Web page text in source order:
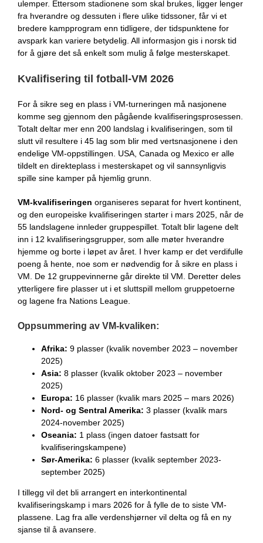
ulemper. Ettersom stadionene som skal brukes, ligger lenger
fra hverandre og dessuten i flere ulike tidssoner, får vi et
bredere kampprogram enn tidligere, der tidspunktene for
avspark kan variere betydelig. All informasjon gis i norsk tid
for å gjøre det så enkelt som mulig å følge mesterskapet.
Kvalifisering til fotball-VM 2026
For å sikre seg en plass i VM-turneringen må nasjonene
komme seg gjennom den pågående kvalifiseringsprosessen.
Totalt deltar mer enn 200 landslag i kvalifiseringen, som til
slutt vil resultere i 45 lag som blir med vertsnasjonene i den
endelige VM-oppstillingen. USA, Canada og Mexico er alle
tildelt en direkteplass i mesterskapet og vil sannsynligvis
spille sine kamper på hjemlig grunn.
VM-kvalifiseringen organiseres separat for hvert kontinent,
og den europeiske kvalifiseringen starter i mars 2025, når de
55 landslagene innleder gruppespillet. Totalt blir lagene delt
inn i 12 kvalifiseringsgrupper, som alle møter hverandre
hjemme og borte i løpet av året. I hver kamp er det verdifulle
poeng å hente, noe som er nødvendig for å sikre en plass i
VM. De 12 gruppevinnerne går direkte til VM. Deretter deles
ytterligere fire plasser ut i et sluttspill mellom gruppetoerne
og lagene fra Nations League.
Oppsummering av VM-kvaliken:
Afrika: 9 plasser (kvalik november 2023 – november
2025)
Asia: 8 plasser (kvalik oktober 2023 – november
2025)
Europa: 16 plasser (kvalik mars 2025 – mars 2026)
Nord- og Sentral Amerika: 3 plasser (kvalik mars
2024-november 2025)
Oseania: 1 plass (ingen datoer fastsatt for
kvalifiseringskampene)
Sør-Amerika: 6 plasser (kvalik september 2023-
september 2025)
I tillegg vil det bli arrangert en interkontinental
kvalifiseringskamp i mars 2026 for å fylle de to siste VM-
plassene. Lag fra alle verdenshjørner vil delta og få en ny
sjanse til å avansere.